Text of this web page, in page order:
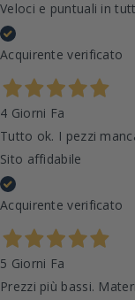
Veloci e puntuali in
Acquirente verificato
4 Giorni Fa
Tutto ok. I pezzi
Sito affidabile
Acquirente verificato
5 Giorni Fa
Prezzi più bassi.